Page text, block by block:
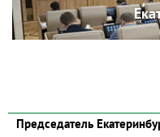
Председатель